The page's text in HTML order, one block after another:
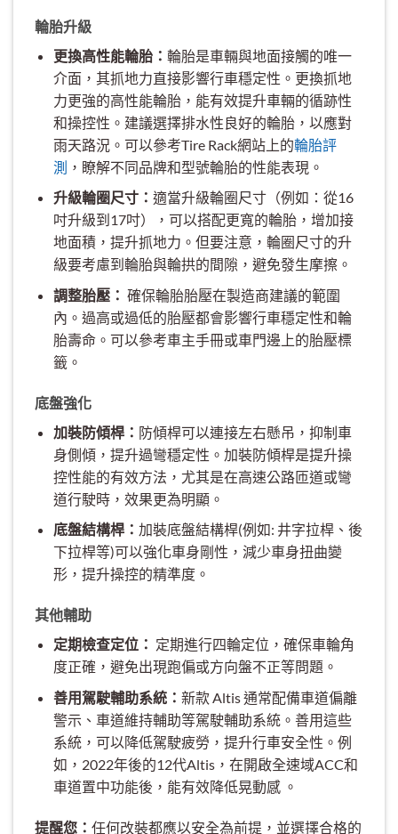
輪胎升級
更換高性能輪胎： 輪胎是車輛與地面接觸的唯一
介面，其抓地力直接影響行車穩定性。更換抓地
力更強的高性能輪胎，能有效提升車輛的循跡性
和操控性。建議選擇排水性良好的輪胎，以應對
雨天路況。可以參考Tire Rack網站上的輪胎評
測 ，瞭解不同品牌和型號輪胎的性能表現。
升級輪圈尺寸： 適當升級輪圈尺寸（例如：從16
吋升級到17吋），可以搭配更寬的輪胎，增加接
地面積，提升抓地力。但要注意，輪圈尺寸的升
級要考慮到輪胎與輪拱的間隙，避免發生摩擦。
調整胎壓： 確保輪胎胎壓在製造商建議的範圍
內。過高或過低的胎壓都會影響行車穩定性和輪
胎壽命。可以參考車主手冊或車門邊上的胎壓標
籤。
底盤強化
加裝防傾桿： 防傾桿可以連接左右懸吊，抑制車
身側傾，提升過彎穩定性。加裝防傾桿是提升操
控性能的有效方法，尤其是在高速公路匝道或彎
道行駛時，效果更為明顯。
底盤結構桿： 加裝底盤結構桿(例如: 井字拉桿、後
下拉桿等)可以強化車身剛性，減少車身扭曲變
形，提升操控的精準度。
其他輔助
定期檢查定位： 定期進行四輪定位，確保車輪角
度正確，避免出現跑偏或方向盤不正等問題。
善用駕駛輔助系統： 新款 Altis 通常配備車道偏離
警示、車道維持輔助等駕駛輔助系統。善用這些
系統，可以降低駕駛疲勞，提升行車安全性。例
如，2022年後的12代Altis，在開啟全速域ACC和
車道置中功能後，能有效降低晃動感 。
提醒您： 任何改裝都應以安全為前提，並選擇合格的